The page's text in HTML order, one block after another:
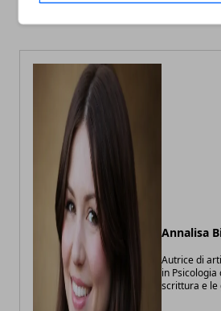
viabilità dal 28 febbraio
Annalisa
Autrice di
in Psicologia
scrittura e le